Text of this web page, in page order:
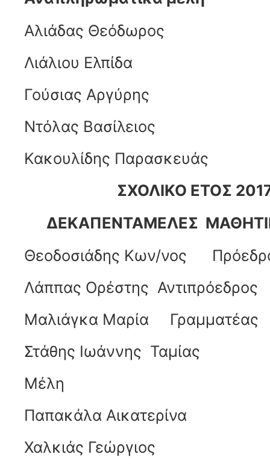
Αλιάδας Θεόδωρος
Λιάλιου Ελπίδα
Γούσιας Αργύρης
Ντόλας Βασίλειος
Κακουλίδης Παρασκευάς
ΣΧΟΛΙΚΟ ΕΤΟΣ
ΔΕΚΑΠΕΝΤΑΜΕΛΕΣ
Θεοδοσιάδης Κων/νος
Λάππας Ορέστης Αντιπρόεδρος
Μαλιάγκα Μαρία Γραμματέας
Στάθης Ιωάννης Ταμίας
Μέλη
Παπακάλα Αικατερίνα
Χαλκιάς Γεώργιος